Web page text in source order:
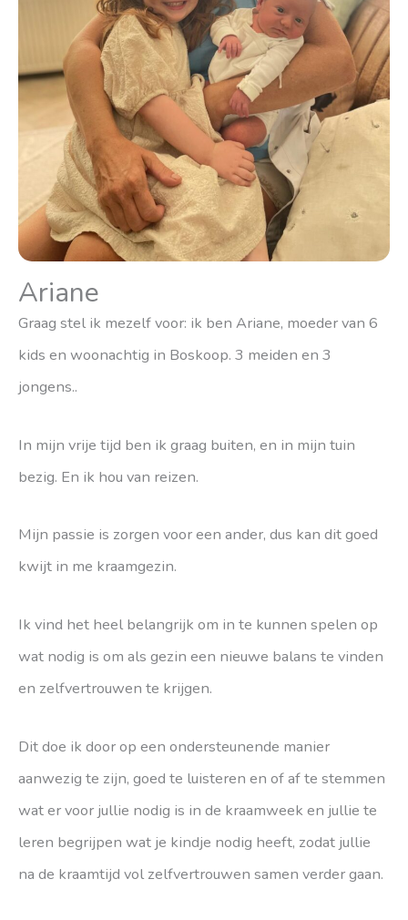
Ariane
Graag stel ik mezelf voor: ik ben Ariane, moeder van 6
kids en woonachtig in Boskoop. 3 meiden en 3
jongens..
In mijn vrije tijd ben ik graag buiten, en in mijn tuin
bezig. En ik hou van reizen.
Mijn passie is zorgen voor een ander, dus kan dit goed
kwijt in me kraamgezin.
Ik vind het heel belangrijk om in te kunnen spelen op
wat nodig is om als gezin een nieuwe balans te vinden
en zelfvertrouwen te krijgen.
Dit doe ik door op een ondersteunende manier
aanwezig te zijn, goed te luisteren en of af te stemmen
wat er voor jullie nodig is in de kraamweek en jullie te
leren begrijpen wat je kindje nodig heeft, zodat jullie
na de kraamtijd vol zelfvertrouwen samen verder gaan.